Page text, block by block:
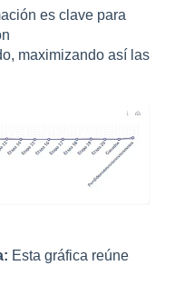
es clave para
maximizando así las
Esta gráfica reúne